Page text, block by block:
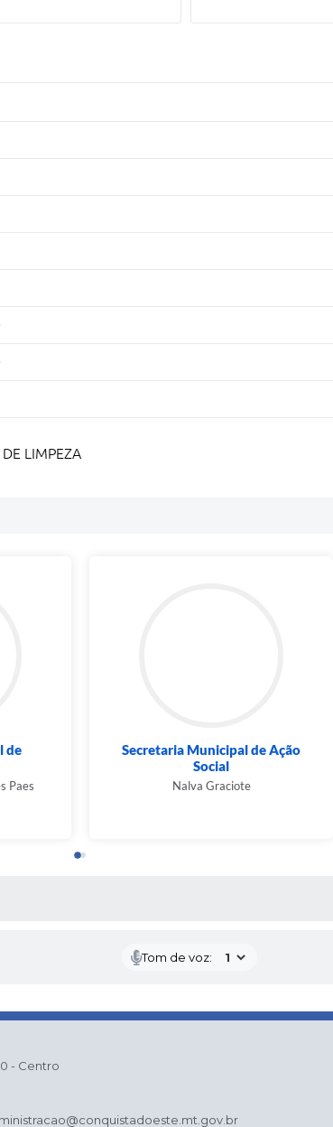
DE LIMPEZA
de
Paes
Secretaria Municipal de Ação
Social
Nalva Graciote
Tom de voz:
- Centro